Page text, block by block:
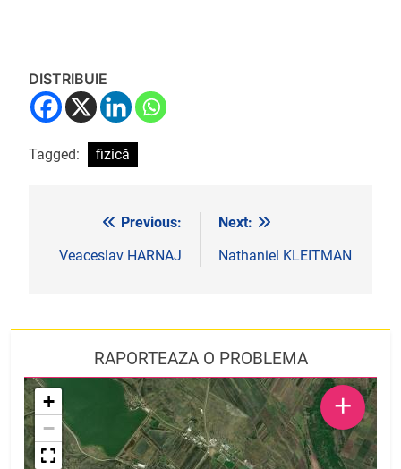
DISTRIBUIE
Tagged: fizică
Navigare
în
Previous:
Veaceslav HARNAJ
Next:
Nathaniel KLEITMAN
RAPORTEAZA O PROBLEMA
+
−
+